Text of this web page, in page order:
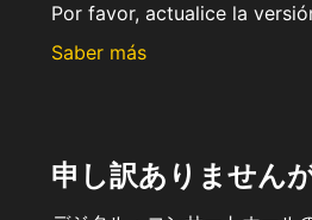
Por favor, actualice la
Saber más
申し訳ありません